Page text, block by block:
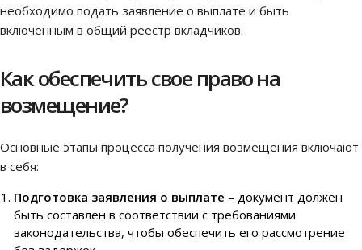
необходимо подать заявление о выплате и быть
включенным в общий реестр вкладчиков.
Как обеспечить свое право на
возмещение?
Основные этапы процесса получения возмещения включают
в себя:
Подготовка заявления о выплате – документ должен
быть составлен в соответствии с требованиями
законодательства, чтобы обеспечить его рассмотрение